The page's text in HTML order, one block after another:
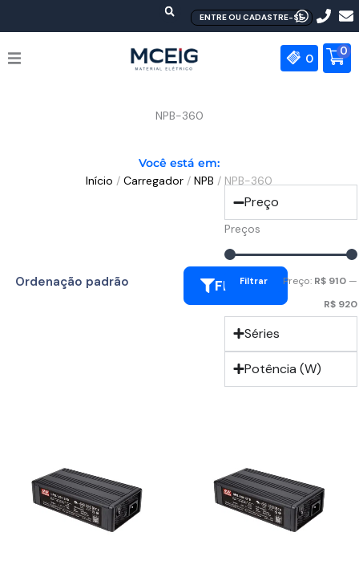
conteúdo
ENTRE OU CADASTRE-SE
0
0
NPB-360
Você está em:
Início /Carregador /NPB / NPB-360
FILTRAR
Preço
Preços
Filtrar Preço: R$ 910 —
R$ 920
Séries
Potência (W)